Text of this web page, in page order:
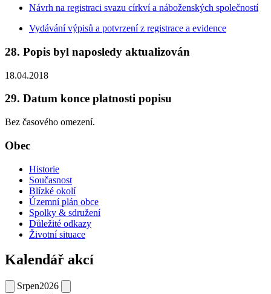
Návrh na registraci svazu církví a náboženských společností
Vydávání výpisů a potvrzení z registrace a evidence
28. Popis byl naposledy aktualizován
18.04.2018
29. Datum konce platnosti popisu
Bez časového omezení.
Obec
Historie
Současnost
Blízké okolí
Územní plán obce
Spolky & sdružení
Důležité odkazy
Životní situace
Kalendář akcí
Srpen2026